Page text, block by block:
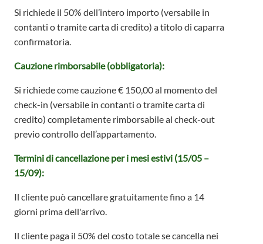
Si richiede il 50% dell’intero importo (versabile in
contanti o tramite carta di credito)a titolo di caparra
confirmatoria.
Cauzione rimborsabile (obbligatoria):
Si richiede come cauzione € 150,00 al momento del
check-in (versabile in contanti o tramite carta di
credito) completamente rimborsabile al check-out
previo controllo dell’appartamento.
Termini di cancellazione per i mesi estivi (15/05 –
15/09):
Il cliente può cancellare gratuitamente fino a 14
giorni prima dell'arrivo.
Il cliente paga il 50% del costo totale se cancella nei